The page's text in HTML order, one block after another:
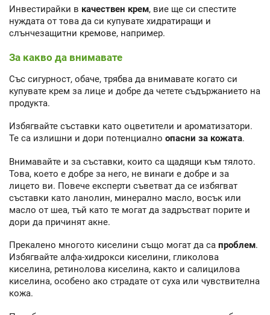
Инвестирайки в качествен крем, вие ще си спестите
нуждата от това да си купувате хидратиращи и
слънчезащитни кремове, например.
За какво да внимавате
Със сигурност, обаче, трябва да внимавате когато си
купувате крем за лице и добре да четете съдържанието на
продукта.
Избягвайте съставки като оцветители и ароматизатори.
Те са излишни и дори потенциално опасни за кожата.
Внимавайте и за съставки, които са щадящи към тялото.
Това, което е добре за него, не винаги е добре и за
лицето ви. Повече експерти съветват да се избягват
съставки като ланолин, минерално масло, восък или
масло от шеа, тъй като те могат да задръстват порите и
дори да причинят акне.
Прекалено многото киселини също могат да са проблем.
Избягвайте алфа-хидрокси киселини, гликолова
киселина, ретинолова киселина, както и салицилова
киселина, особено ако страдате от суха или чувствителна
кожа.